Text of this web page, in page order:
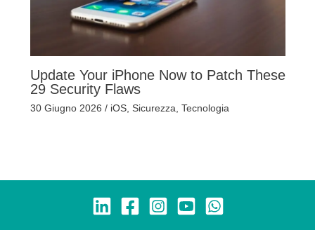
Update Your iPhone Now to Patch These
29 Security Flaws
30 Giugno 2026 / iOS, Sicurezza Tecnologia